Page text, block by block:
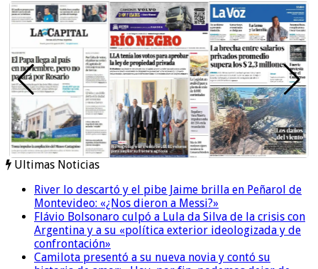
Ultimas Noticias
River lo descartó y el pibe Jaime brilla en Peñarol de
Montevideo: «¿Nos dieron a Messi?»
Flávio Bolsonaro culpó a Lula da Silva de la crisis con
Argentina y a su «política exterior ideologizada y de
confrontación»
Camilota presentó a su nueva novia y contó su